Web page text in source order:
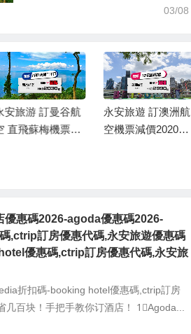
03/08
安旅游 訂曼谷航
直飛蘇梅機票特
永安旅遊 訂澳洲航
空機票減價2020，
惠碼2026-agoda優惠碼2026-
,ctrip訂房優惠代碼,永安旅遊優惠碼
優惠碼,ctrip訂房優惠代碼,永安旅
折扣碼-booking hotel優惠碼,ctrip訂房
几百块！手把手教你订酒店！ 1⃣️Agoda...